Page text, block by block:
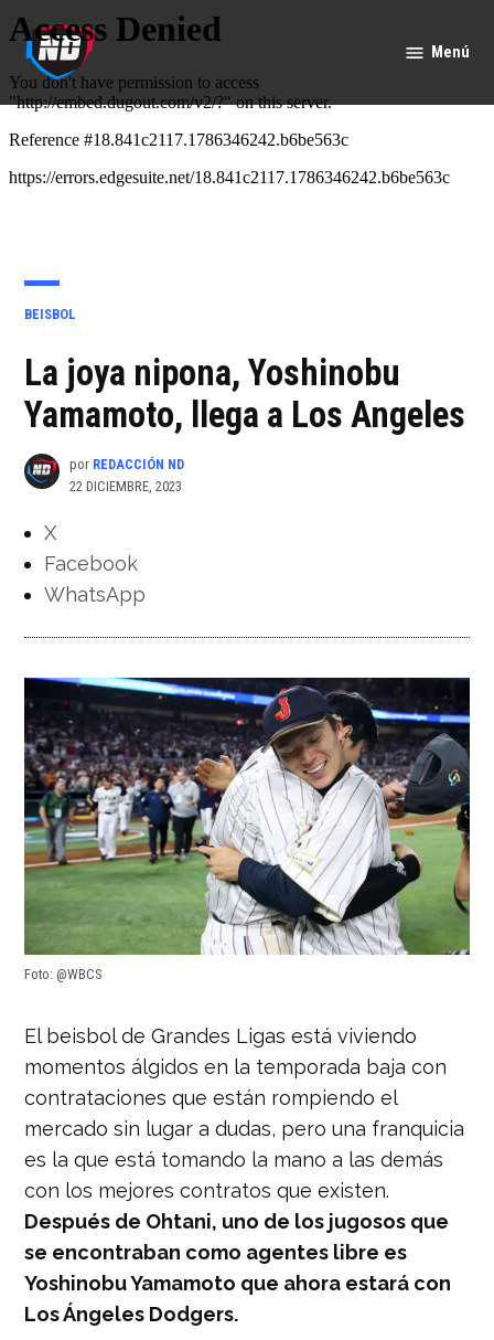
Saltar
al
contenido
Deportes
Menú
PUBLICADO
BEISBOL
La joya nipona, Yoshinobu
Yamamoto, llega a Los Angeles
por REDACCIÓN ND
22 DICIEMBRE, 2023
X
Facebook
WhatsApp
Foto: @WBCS
El beisbol de Grandes Ligas está viviendo
momentos álgidos en la temporada baja con
contrataciones que están rompiendo el
mercado sin lugar a dudas, pero una franquicia
es la que está tomando la mano a las demás
con los mejores contratos que existen.
Después de Ohtani, uno de los jugosos que
se encontraban como agentes libre es
Yoshinobu Yamamoto que ahora estará con
Los Ángeles Dodgers.